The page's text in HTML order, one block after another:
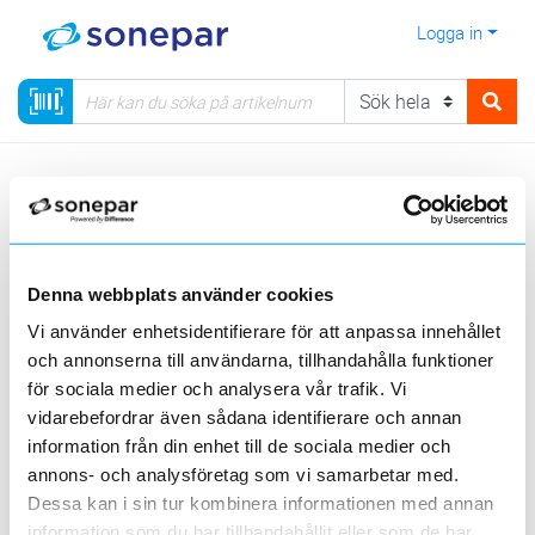
Denna webbplats använder cookies
Vi använder enhetsidentifierare för att anpassa innehållet
och annonserna till användarna, tillhandahålla funktioner
för sociala medier och analysera vår trafik. Vi
vidarebefordrar även sådana identifierare och annan
information från din enhet till de sociala medier och
annons- och analysföretag som vi samarbetar med.
Dessa kan i sin tur kombinera informationen med annan
Logga in
Sida < 1 > Per sida 20 50 100 200
NASC
Filter Lagerförda Alla 1 st